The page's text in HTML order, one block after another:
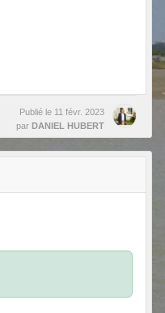
Publié le 11 févr. 2023
par DANIEL HUBERT